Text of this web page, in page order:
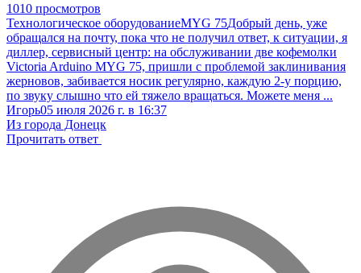
1010 просмотров
Технологическое оборудованиеMYG 75Добрый день, уже
обращался на почту, пока что не получил ответ, к ситуации, я
диллер, сервисный центр: на обслуживании две кофемолки
Victoria Arduino MYG 75, пришли с проблемой заклинивания
жерновов, забивается носик регулярно, каждую 2-у порцию,
по звуку слышно что ей тяжело вращаться. Можете меня ...
Игорь05 июля 2026 г. в 16:37
Из города Донецк
Прочитать ответ